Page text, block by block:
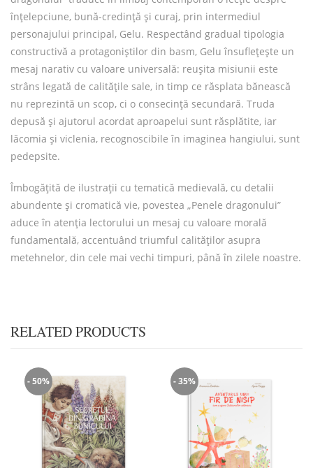
înțelepciune, bună-credință și curaj, prin intermediul
personajului principal, Gelu. Respectând gradual tipologia
constructivă a protagoniștilor din basm, Gelu însuflețește un
mesaj narativ cu valoare universală: reușita misiunii este
strâns legată de calitățile sale, in timp ce răsplata bănească
nu reprezintă un scop, ci o consecință secundară. Truda
depusă și ajutorul acordat aproapelui sunt răsplătite, iar
lăcomia și viclenia, recognoscibile în imaginea hangiului, sunt
pedepsite.
Îmbogățită de ilustrații cu tematică medievală, cu detalii
abundente și cromatică vie, povestea „Penele dragonului”
aduce în atenția lectorului un mesaj cu valoare morală
fundamentală, accentuând triumful calităților asupra
metehnelor, din cele mai vechi timpuri, până în zilele noastre.
RELATED PRODUCTS
- 50% - 35%